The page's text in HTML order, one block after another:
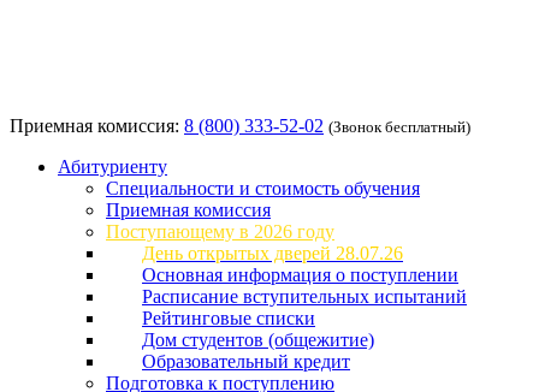
Приемная комиссия: 8 (800) 333-52-02 (Звонок бесплатный)
Абитуриенту
Специальности и стоимость обучения
Приемная комиссия
Поступающему в 2026 году
День открытых дверей 28.07.26
Основная информация о поступлении
Расписание вступительных испытаний
Рейтинговые списки
Дом студентов (общежитие)
Образовательный кредит
Подготовка к поступлению